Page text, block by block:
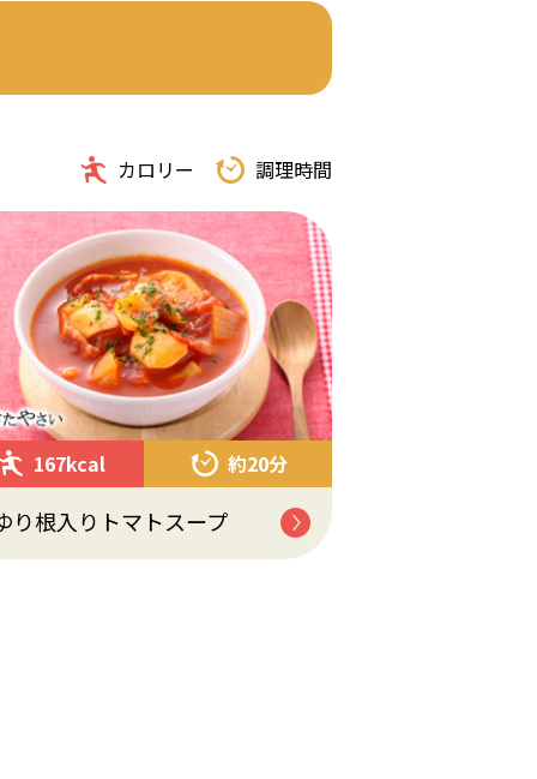
カロリー 調理時間
167kcal 約20分
り根入りトマトスープ